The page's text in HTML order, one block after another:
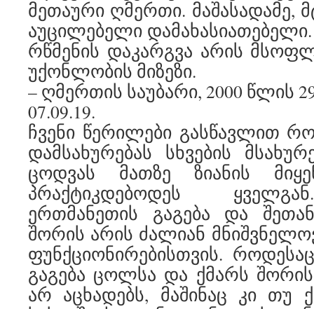
მეთაური ღმერთი. მაშასადამე,
აუცილებელი
რწმენის დაკარგვა არის
უქონლობის მიზეზი.
– ღმერთის საუბარი, 2000 წლის
07.09.19.
ჩვენი წერილები გასწავლით
დამსახურებას სხვების
ცოდვას მათზე ზიანის
პრაქტიკდებოდეს
ერთმანეთის გაგება და
შორის არის ძალიან
ფუნქციონირებისთვის.
გაგება ცოლსა და ქმარს
არ აცხადებს, მაშინაც კი თუ